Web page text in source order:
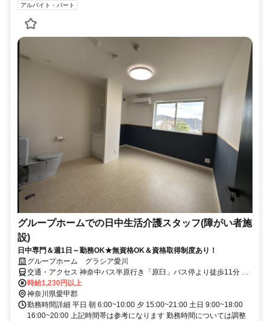
アルバイト・パート
グループホームでの日中生活介護スタッフ(障がい者施
設)
日中専門＆週1日～勤務OK★無資格OK＆資格取得制度あり！
グループホーム グラシア愛川
交通・アクセス 神奈中バス半原行き「原臼」バス停より徒歩11分 ※
車通勤可能
時給1,230円以上
神奈川県愛甲郡
勤務時間詳細 平日 朝 6:00~10:00 夕 15:00~21:00 土日 9:00~18:00
16:00~20:00 上記時間帯は参考になります 勤務時間については調整